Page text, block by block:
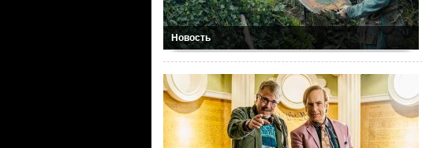
Новость